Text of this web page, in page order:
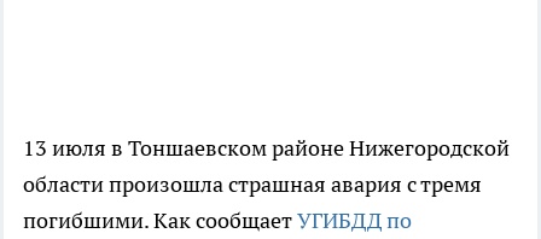
13 июля в Тоншаевском районе Нижегородской
области произошла страшная авария с тремя
погибшими. Как сообщаетУГИБДД по